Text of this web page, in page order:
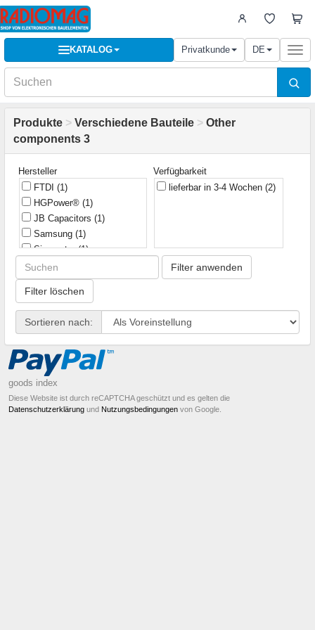
KATALOG Privatkunde DE
Produkte > Verschiedene Bauteile > Other
components 3
Hersteller
FTDI (1)
HGPower® (1)
JB Capacitors (1)
Samsung (1)
Sinometer(1)
Verfügbarkeit
lieferbar in 3-4 Wochen (2)
Filter anwenden
Filter löschen
Sortieren nach:
goods index
Diese Website ist durch reCAPTCHA geschützt und es gelten die
Datenschutzerklärung und Nutzungsbedingungen von Google.